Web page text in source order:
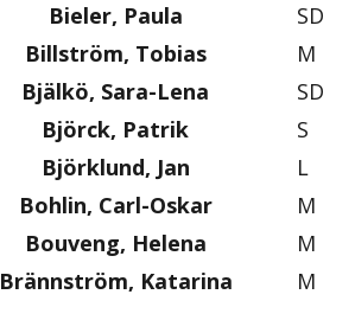
Bieler, Paula
SD
Billström, Tobias
M
Bjälkö, Sara-Lena
SD
Björck, Patrik
S
Björklund, Jan
L
Bohlin, Carl-Oskar
M
Bouveng, Helena
M
Brännström, Katarina
M